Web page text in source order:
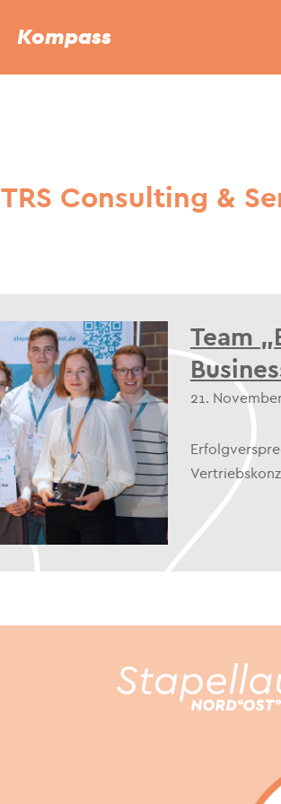
Kompass
TRS Consulting &
Team
21.